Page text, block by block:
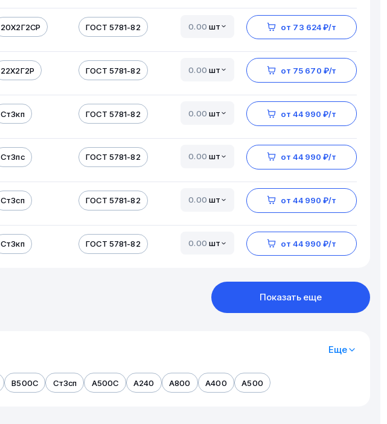
20Х2Г2СР ГОСТ 5781-82 шт от 73 624 ₽/т
22Х2Г2Р ГОСТ 5781-82 шт от 75 670 ₽/т
Ст3кп ГОСТ 5781-82 шт от 44 990 ₽/т
Ст3пс ГОСТ 5781-82 шт от 44 990 ₽/т
Ст3сп ГОСТ 5781-82 шт от 44 990 ₽/т
Ст3кп ГОСТ 5781-82 шт от 44 990 ₽/т
Показать еще
В500С Ст3сп А500С А240 А800 А400 А500
Еще